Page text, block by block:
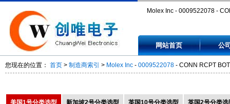
Molex Inc - 0009522078 -
0009522078
网站首页 公
您现在的位置： 首页 > 制造商索引 > Molex Inc - 0009522078 - CONN RCPT
美国1号分类选型 新加坡2号分类选型 英国10号分类选型 英国2号分类选